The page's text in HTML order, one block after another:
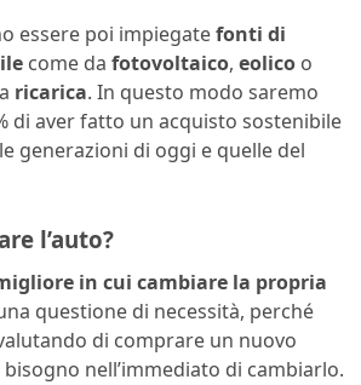
essere poi impiegatefonti di
come da fotovoltaico, eolico o
ricarica. In questo modo saremo
di aver fatto un acquisto sostenibile
generazioni di oggi e quelle del
l’auto?
in cui cambiare la propria
questione di necessità, perché
di comprare un nuovo
nell’immediato di cambiarlo.